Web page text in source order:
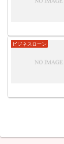
ビジネスローン